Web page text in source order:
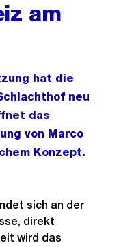
am
hat die
neu
das
von Marco
Konzept.
sich an der
direkt
wird das